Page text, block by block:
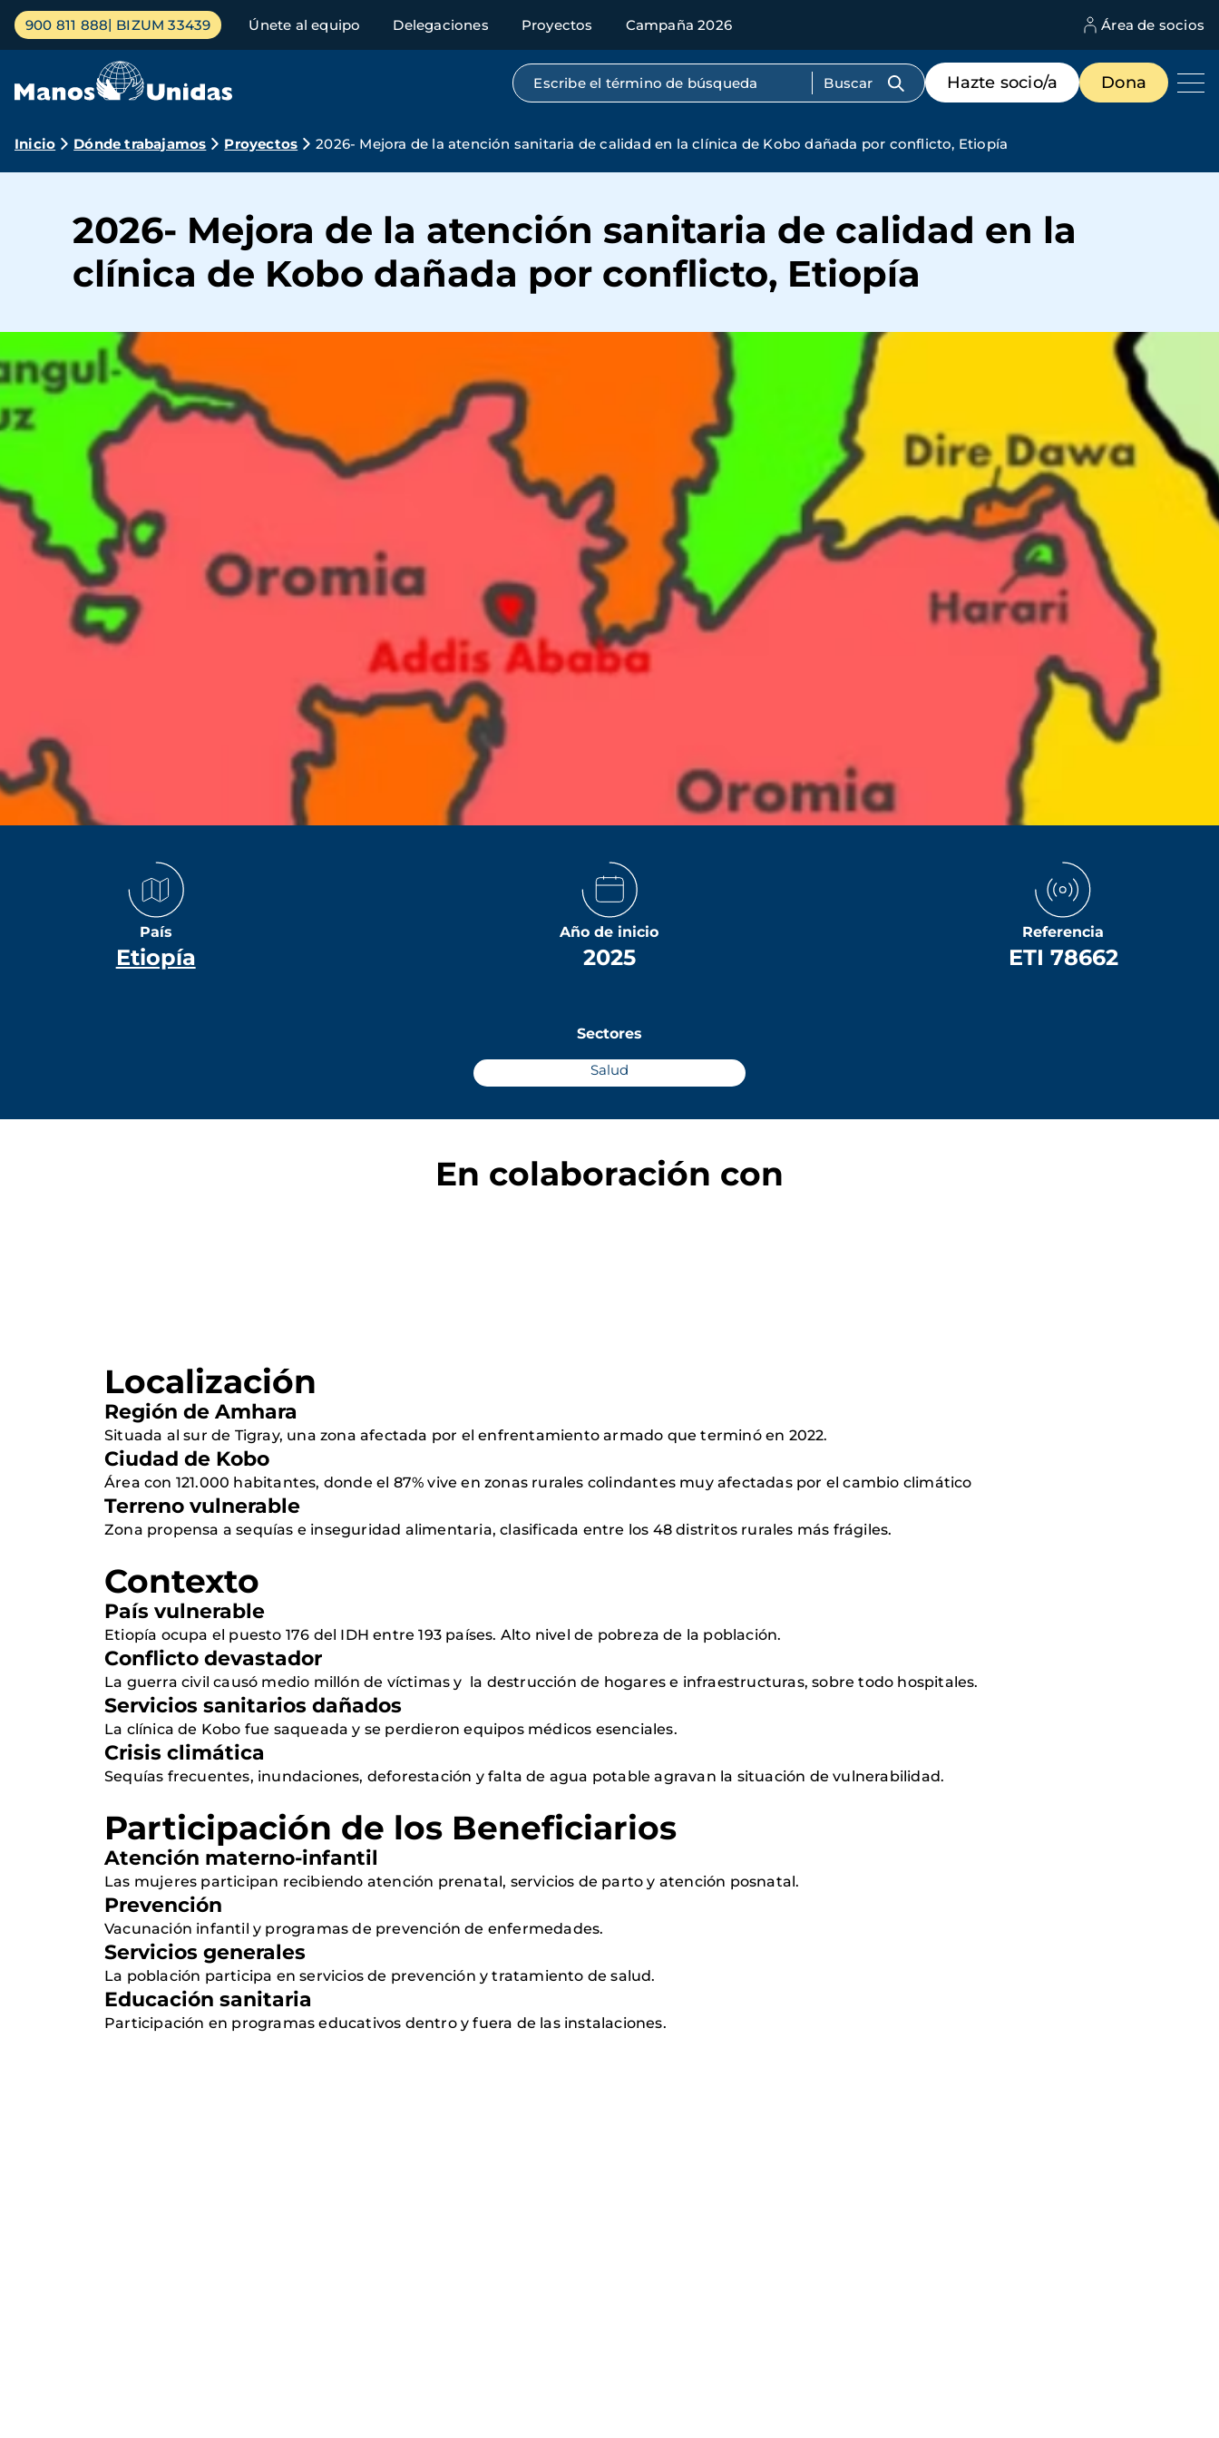
Pasar
contenido
Menú
principal
900 811 888 BIZUM 33439 Únete al equipo Delegaciones Proyectos Campaña 2026 Área de socios
Búsqueda por texto completo
Menú
de
destacados
Hazte socio/a Dona
Ruta
navegación
Inicio Dónde trabajamos Proyectos 2026- Mejora de la atención sanitaria de calidad en la clínica de Kobo dañada por conflicto, Etiopía
2026- Mejora de la atención sanitaria de calidad en la
clínica de Kobo dañada por conflicto, Etiopía
País
Etiopía
Año de inicio
2025
Referencia
ETI 78662
Sectores
Salud
En colaboración con
Localización
Región de Amhara
Situada al sur de Tigray, una zona afectada por el enfrentamiento armado que terminó en 2022.
Ciudad de Kobo
Área con 121.000 habitantes, donde el 87% vive en zonas rurales colindantes muy afectadas por el cambio climático
Terreno vulnerable
Zona propensa a sequías e inseguridad alimentaria, clasificada entre los 48 distritos rurales más frágiles.
Contexto
País vulnerable
Etiopía ocupa el puesto 176 del IDH entre 193 países. Alto nivel de pobreza de la población.
Conflicto devastador
La guerra civil causó medio millón de víctimas y la destrucción de hogares e infraestructuras, sobre todo hospitales.
Servicios sanitarios dañados
La clínica de Kobo fue saqueada y se perdieron equipos médicos esenciales.
Crisis climática
Sequías frecuentes, inundaciones, deforestación y falta de agua potable agravan la situación de vulnerabilidad.
Participación de los Beneficiarios
Atención materno-infantil
Las mujeres participan recibiendo atención prenatal, servicios de parto y atención posnatal.
Prevención
Vacunación infantil y programas de prevención de enfermedades.
Servicios generales
La población participa en servicios de prevención y tratamiento de salud.
Educación sanitaria
Participación en programas educativos dentro y fuera de las instalaciones.